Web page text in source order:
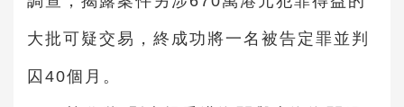
大批可疑交易，終成功將一名被告定罪並判
囚40個月。